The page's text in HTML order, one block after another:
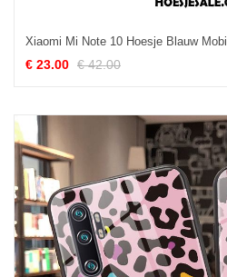
Xiaomi Mi Note 10 Hoesje Blauw
€ 23.00 € 42.00